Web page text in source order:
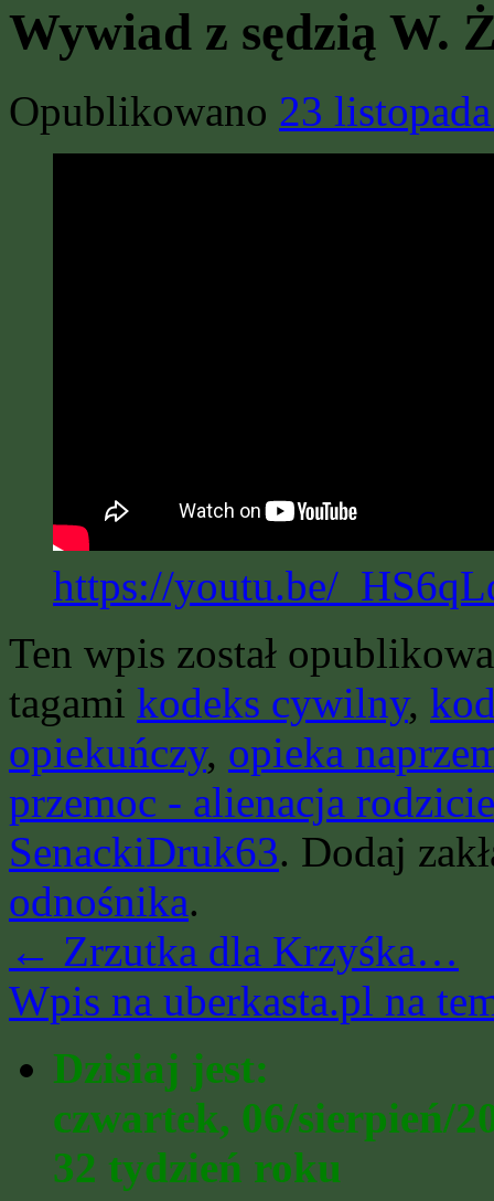
Wywiad z sędzią W.
Opublikowano 23
https://youtu.be/
Ten wpis został
tagami kodeks cywilny,
opiekuńczy, opieka
przemoc - alienacja
SenackiDruk63. Dodaj
odnośnika.
← Zrzutka dla Krzyśka…
Wpis na uberkasta.pl na
Dzisiaj jest:
czwartek, 06/sierpień/
32 tydzień roku